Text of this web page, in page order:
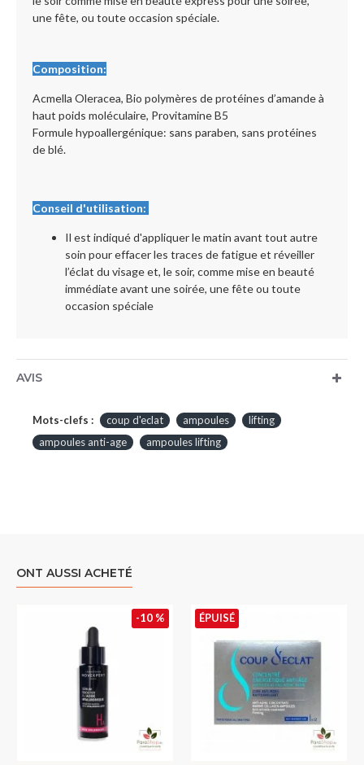
une fête, ou toute occasion spéciale.
Composition:
Acmella Oleracea, Bio polymères de protéines d’amande à
haut poids moléculaire, Provitamine B5
Formule hypoallergénique: sans paraben, sans protéines
de blé.
Conseil d'utilisation:
Il est indiqué d'appliquer le matin avant tout autre
soin pour effacer les traces de fatigue et réveiller
l’éclat du visage et, le soir, comme mise en beauté
immédiate avant une soirée, une fête ou toute
occasion spéciale
AVIS
Mots-clefs : coup d'eclat ampoules
lifting
ampoules anti-age
ampoules lifting
ONT AUSSI ACHETÉ
-10 % ÉPUISÉ